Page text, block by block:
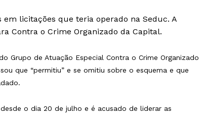
licitações que teria operado na Seduc. A
Contra o Crime Organizado da Capital.
Grupo de Atuação Especial Contra o Crime Organizado
que “permitiu” e se omitiu sobre o esquema e que
o dia 20 de julho e é acusado de liderar as